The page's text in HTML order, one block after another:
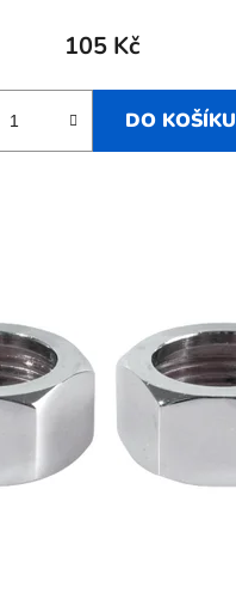
105 Kč
DO KOŠÍKU